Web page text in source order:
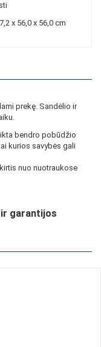
x 56,0 x 56,0 cm
prekę. Sandėlio ir
bendro pobūdžio
kurios savybės gali
nuo nuotraukose
garantijos